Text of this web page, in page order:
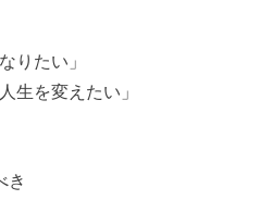
りたい」
生を変えたい」
き